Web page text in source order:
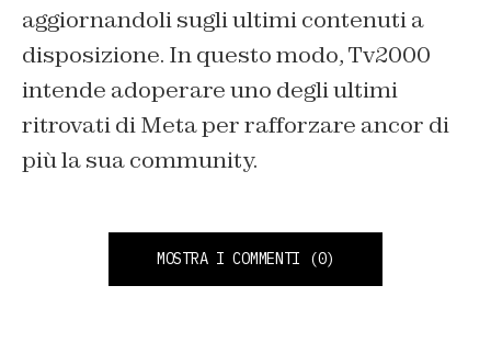
aggiornandoli sugli ultimi contenuti a
disposizione. In questo modo, Tv2000
intende adoperare uno degli ultimi
ritrovati di Meta per rafforzare ancor di
più la sua community.
MOSTRA I COMMENTI (0)